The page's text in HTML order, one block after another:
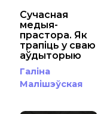
Сучасная
медыя-
прастора. Як
трапіць у сваю
аўдыторыю
Галіна
Малішэўская